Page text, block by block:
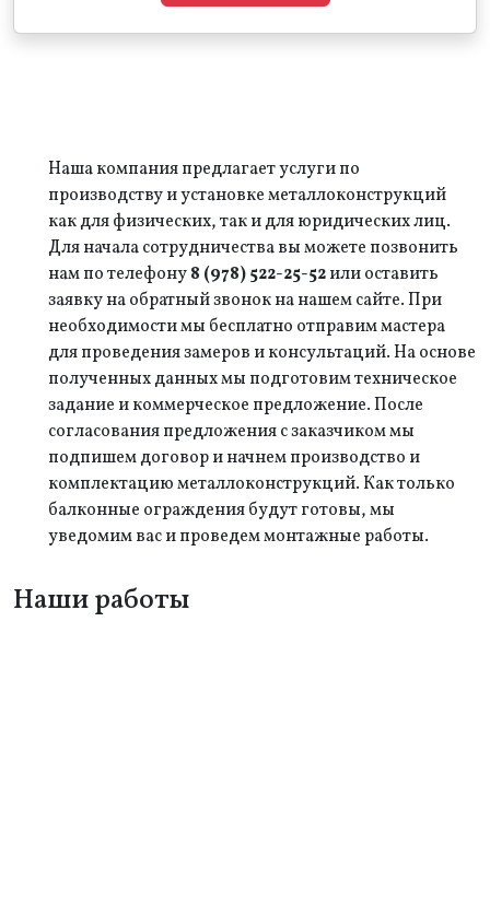
Наша компания предлагает услуги по
производству и установке металлоконструкций
как для физических, так и для юридических лиц.
Для начала сотрудничества вы можете позвонить
нам по телефону8 (978) 522-25-52или оставить
заявку на обратный звонок на нашем сайте. При
необходимости мы бесплатно отправим мастера
для проведения замеров и консультаций. На основе
полученных данных мы подготовим техническое
задание и коммерческое предложение. После
согласования предложения с заказчиком мы
подпишем договор и начнем производство и
комплектацию металлоконструкций. Как только
балконные ограждения будут готовы, мы
уведомим вас и проведем монтажные работы.
Наши работы